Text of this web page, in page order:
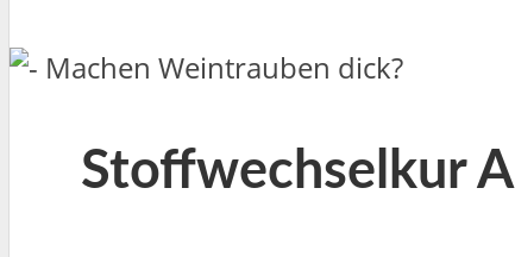
Stoffwechselkur